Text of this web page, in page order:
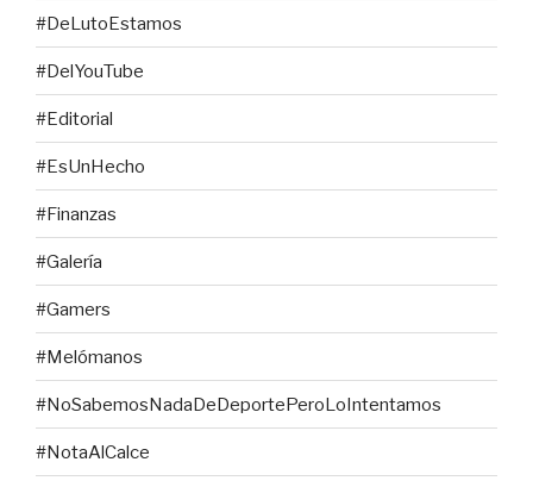
#DeLutoEstamos
#DelYouTube
#Editorial
#EsUnHecho
#Finanzas
#Galería
#Gamers
#Melómanos
#NoSabemosNadaDeDeportePeroLoIntentamos
#NotaAlCalce